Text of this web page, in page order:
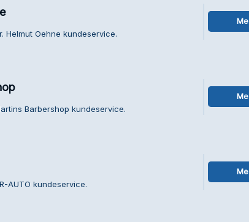
Helmut Oehne kundeservice.
Barbershop kundeservice.
AUTO kundeservice.